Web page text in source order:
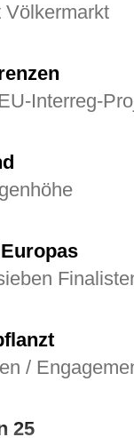
Völkermarkt
/
25